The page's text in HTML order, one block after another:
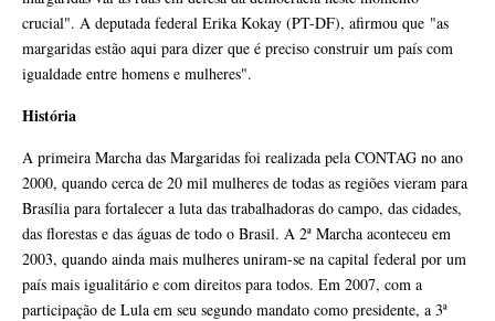
crucial". A deputada federal Erika Kokay (PT-DF), afirmou que "as
margaridas estão aqui para dizer que é preciso construir um país com
igualdade entre homens e mulheres".
História
A primeira Marcha das Margaridas foi realizada pela CONTAG no ano
2000, quando cerca de 20 mil mulheres de todas as regiões vieram para
Brasília para fortalecer a luta das trabalhadoras do campo, das cidades,
das florestas e das águas de todo o Brasil. A 2ª Marcha aconteceu em
2003, quando ainda mais mulheres uniram-se na capital federal por um
país mais igualitário e com direitos para todos. Em 2007, com a
participação de Lula em seu segundo mandato como presidente, a 3ª